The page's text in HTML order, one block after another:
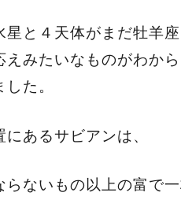
星と４天体がまだ牡羊
えみたいなものがわか
た。
にあるサビアンは、
らないもの以上の富で一